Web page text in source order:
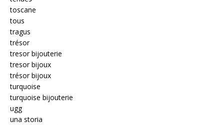
toscane
tous
tragus
trésor
tresor bijouterie
tresor bijoux
trésor bijoux
turquoise
turquoise bijouterie
ugg
una storia